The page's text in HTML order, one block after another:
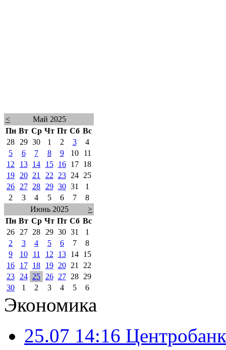
<
Май 2025
Пн Вт Ср Чт Пт Сб Вс
28
29 30 1 2 3
4
5
6 7 8 9 10
11
12
13 14 15 16 17
18
19
20 21 22 23 24
25
26
27 28 29 30 31
1
2
3 4 5 6 7
8
Июнь 2025
>
Пн Вт Ср Чт Пт Сб Вс
26
27 28 29 30 31
1
2
3 4 5 6 7
8
9
10 11 12 13 14
15
16
17 18 19 20 21
22
23
24 25 26 27 28
29
30
1 2 3 4 5 6
Экономика
25.07 14:16